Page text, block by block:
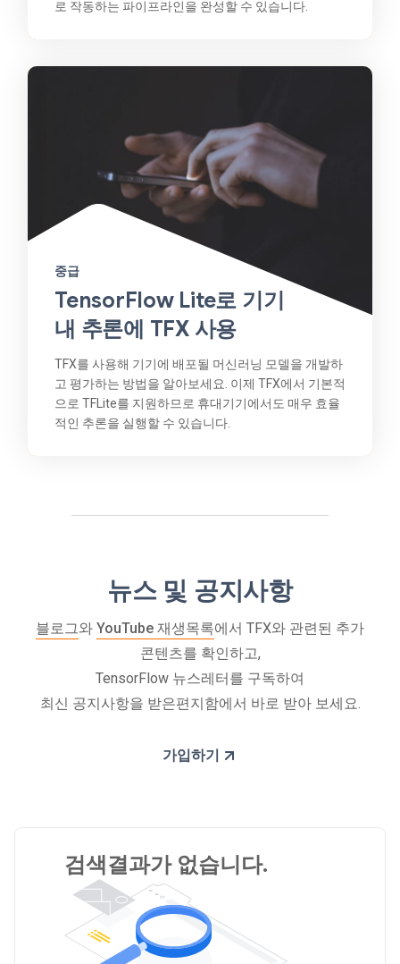
로 작동하는 파이프라인을 완성할 수 있습니다.
중급
TensorFlow Lite로 기기
내 추론에 TFX 사용
TFX를 사용해 기기에 배포될 머신러닝 모델을 개발하
고 평가하는 방법을 알아보세요. 이제 TFX에서 기본적
으로 TFLite를 지원하므로 휴대기기에서도 매우 효율
적인 추론을 실행할 수 있습니다.
뉴스 및 공지사항
블로그와 YouTube 재생목록에서 TFX와 관련된 추가
콘텐츠를 확인하고,
TensorFlow 뉴스레터를 구독하여
최신 공지사항을 받은편지함에서 바로 받아 보세요.
가입하기
검색결과가 없습니다.